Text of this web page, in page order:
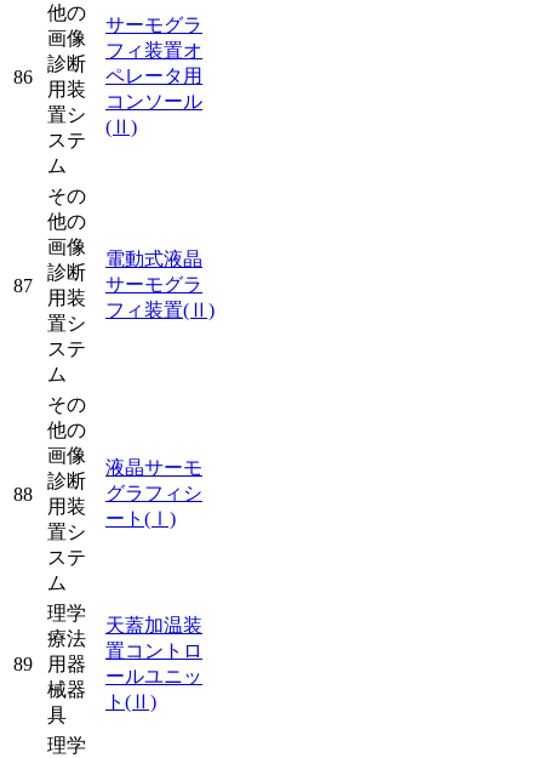
86
他の
画像
診断
用装
置シ
ステ
ム
サーモグラ
フィ装置オ
ペレータ用
コンソール
(Ⅱ)
87
その
他の
画像
診断
用装
置シ
ステ
ム
電動式液晶
サーモグラ
フィ装置(Ⅱ)
88
その
他の
画像
診断
用装
置シ
ステ
ム
液晶サーモ
グラフィシ
ート (Ⅰ)
89
理学
療法
用器
械器
具
天蓋加温装
置コントロ
ールユニッ
ト (Ⅱ)
理学